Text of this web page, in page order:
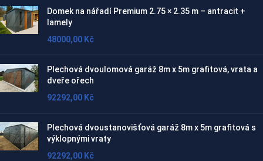
Domek na nářadí Premium 2.75 × 2.35 m – antracit +
lamely
48000,00 Kč
Plechová dvoulomová garáž 8m x 5m grafitová, vrata a
dveře ořech
92292,00 Kč
Plechová dvoustanovišťová garáž 8m x 5m grafitová s
výklopnými vraty
92292,00 Kč